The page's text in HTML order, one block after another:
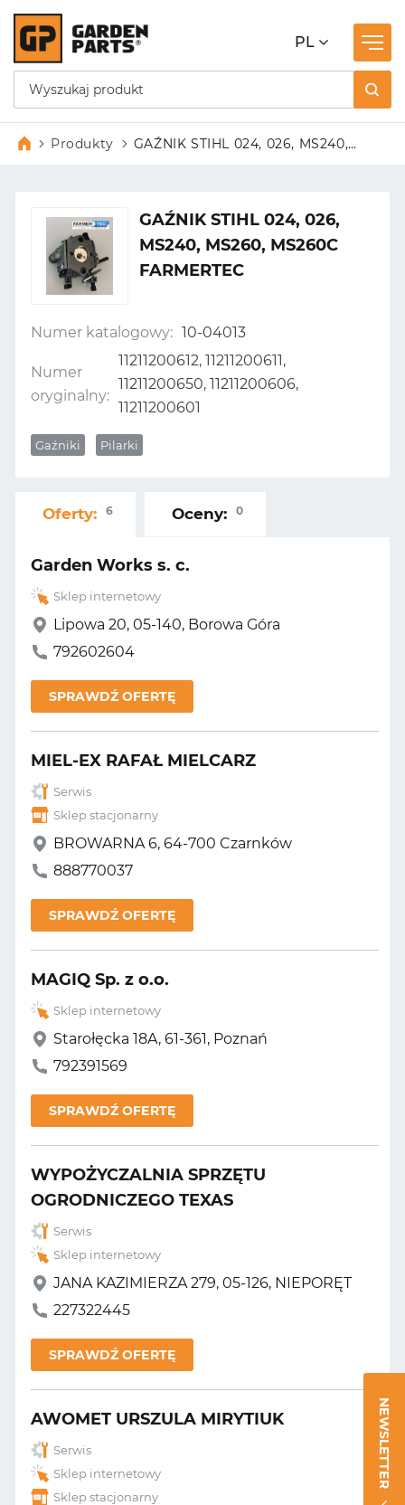
PL
Produkty
GAŹNIK STIHL 024, 026, MS240,
GAŹNIK STIHL 024, 026,
MS240, MS260, MS260C
FARMERTEC
Numer katalogowy: 10-04013
Numer
oryginalny:
11211200612, 11211200611,
11211200650, 11211200606,
11211200601
Gaźniki Pilarki
Oferty: 6 Oceny: 0
Garden Works s. c.
Sklep internetowy
Lipowa 20, 05-140, Borowa Góra
792602604
SPRAWDŹ OFERTĘ
MIEL-EX RAFAŁ MIELCARZ
Serwis
Sklep stacjonarny
BROWARNA 6, 64-700 Czarnków
888770037
SPRAWDŹ OFERTĘ
MAGIQ Sp. z o.o.
Sklep internetowy
Starołęcka 18A, 61-361, Poznań
792391569
SPRAWDŹ OFERTĘ
WYPOŻYCZALNIA SPRZĘTU
OGRODNICZEGO TEXAS
Serwis
Sklep internetowy
JANA KAZIMIERZA 279, 05-126, NIEPORĘT
227322445
SPRAWDŹ OFERTĘ
AWOMET URSZULA MIRYTIUK
Serwis
Sklep internetowy
Sklep stacjonarny
NEWSLETTER